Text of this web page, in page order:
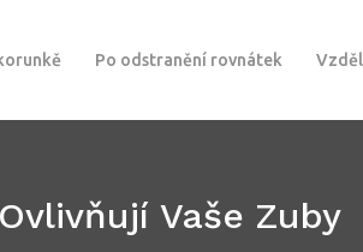
Po odstranění rovnátek
Vaše Zuby